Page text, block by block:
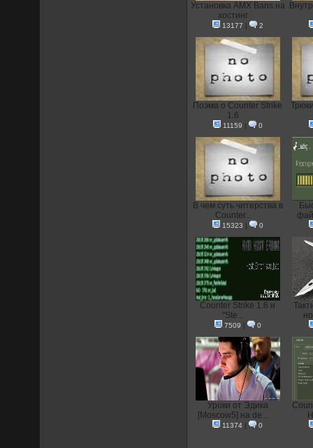
Установка AMX Bans на
хостинг
13177 | 2
Поэма о Counter Strike
1.6
11159 | 0
В чем суть читерства в
Counter...
15323 | 0
Counter Strike 1.6 и
"Ste...
7509 | 0
Уроки от Эдика
[Moscow5] на de...
11374 | 0